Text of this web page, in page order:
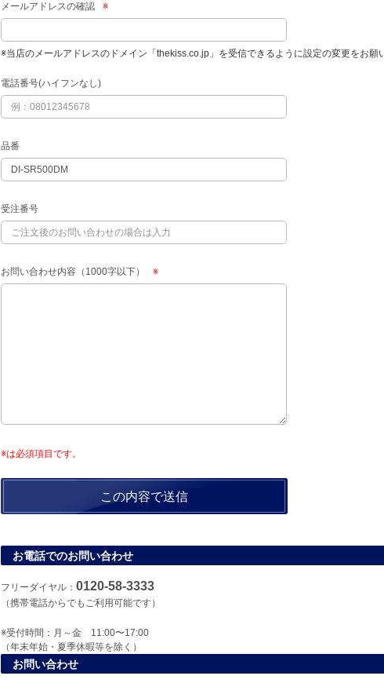
メールアドレスの確認 ※
※当店のメールアドレスのドメイン「thekiss.co.jp」を受信できるように設定の変更をお願
電話番号(ハイフンなし)
品番
受注番号
お問い合わせ内容（1000字以下） ※
※は必須項目です。
お電話でのお問い合わせ
フリーダイヤル： 0120-58-3333
（携帯電話からでもご利用可能です）
※受付時間：月～金 11:00〜17:00
（年末年始・夏季休暇等を除く）
お問い合わせ